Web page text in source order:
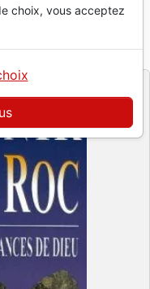
choix, vous acceptez